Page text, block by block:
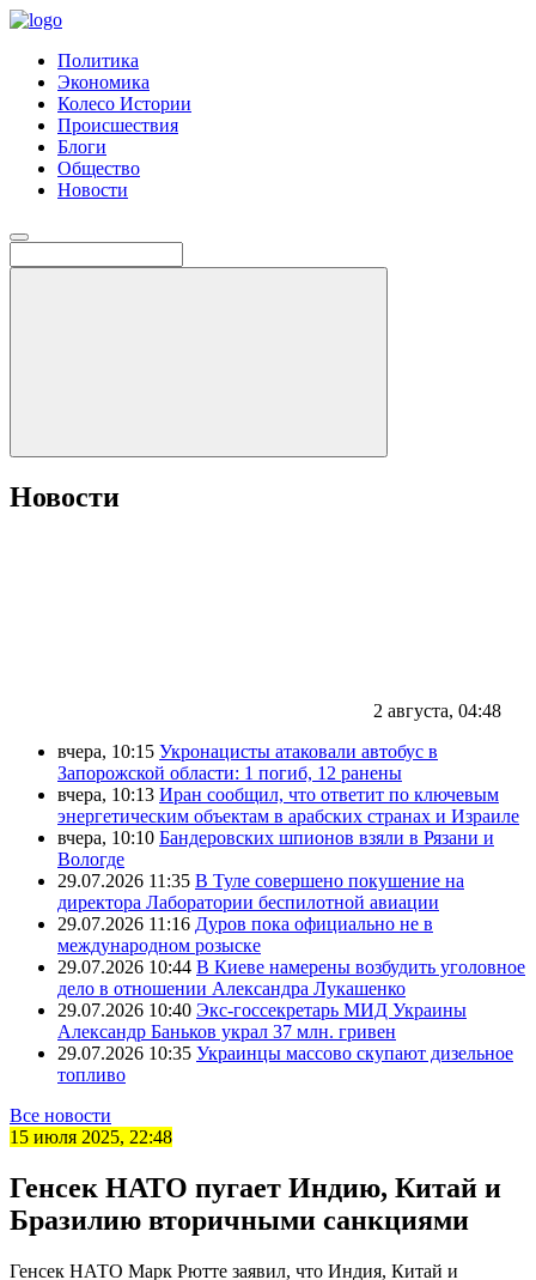
Политика
Экономика
Колесо Истории
Происшествия
Блоги
Общество
Новости
Новости
2 августа, 04:48
вчера, 10:15 Укронацисты атаковали автобус в
Запорожской области: 1 погиб, 12 ранены
вчера, 10:13 Иран сообщил, что ответит по ключевым
энергетическим объектам в арабских странах и Израиле
вчера, 10:10 Бандеровских шпионов взяли в Рязани и
Вологде
29.07.2026 11:35 В Туле совершено покушение на
директора Лаборатории беспилотной авиации
29.07.2026 11:16 Дуров пока официально не в
международном розыске
29.07.2026 10:44 В Киеве намерены возбудить уголовное
дело в отношении Александра Лукашенко
29.07.2026 10:40 Экс-госсекретарь МИД Украины
Александр Баньков украл 37 млн. гривен
29.07.2026 10:35 Украинцы массово скупают дизельное
топливо
Все новости
15 июля 2025, 22:48
Генсек НАТО пугает Индию, Китай и
Бразилию вторичными санкциями
Генсек НАТО Марк Рютте заявил, что Индия, Китай и